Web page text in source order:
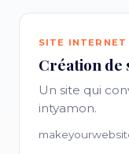
SITE INTERNET
Création de
Un site qui
intyamon.